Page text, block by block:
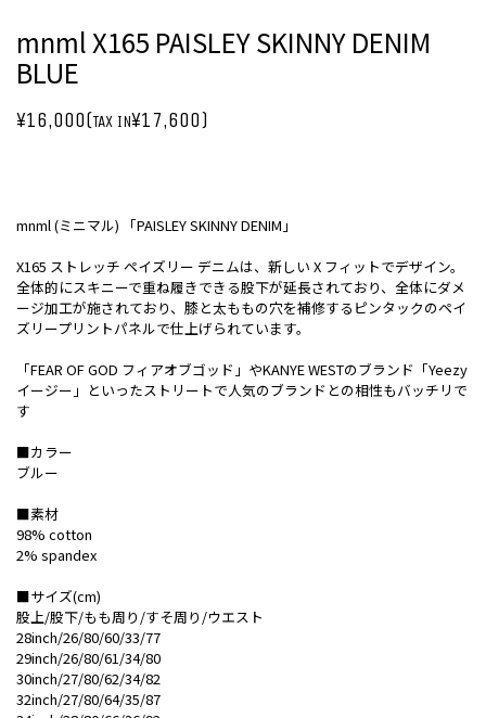
mnml X165 PAISLEY SKINNY DENIM
BLUE
¥16,000(TAX IN¥17,600)
mnml (ミニマル) 「PAISLEY SKINNY DENIM」
X165 ストレッチ ペイズリー デニムは、新しい X フィットでデザイン。
全体的にスキニーで重ね履きできる股下が延長されており、全体にダメ
ージ加工が施されており、膝と太ももの穴を補修するピンタックのペイ
ズリープリントパネルで仕上げられています。
「FEAR OF GOD フィアオブゴッド」やKANYE WESTのブランド「Yeezy
イージー」といったストリートで人気のブランドとの相性もバッチリで
す
■カラー
ブルー
■素材
98% cotton
2% spandex
■サイズ(cm)
股上/股下/もも周り/すそ周り/ウエスト
28inch/26/80/60/33/77
29inch/26/80/61/34/80
30inch/27/80/62/34/82
32inch/27/80/64/35/87